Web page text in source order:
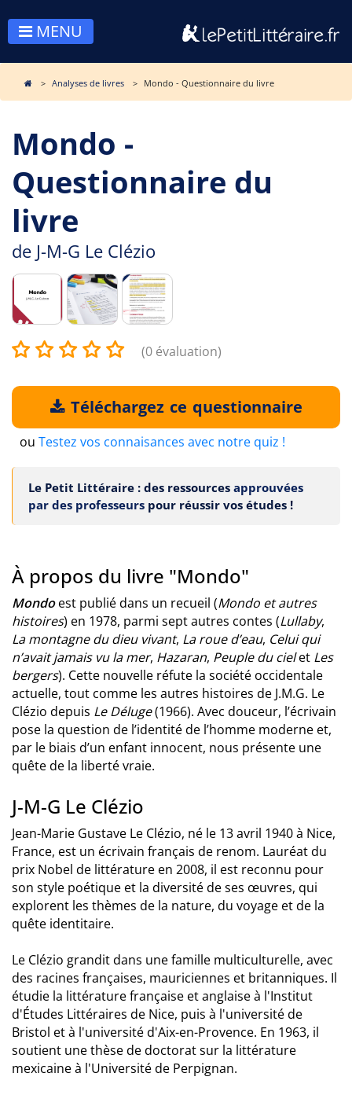
MENU
Analyses de livres Mondo - Questionnaire du livre
Mondo -
Questionnaire du
livre
de J-M-G Le Clézio
(0 évaluation)
Téléchargez ce questionnaire
ou Testez vos connaisances avec notre quiz !
Le Petit Littéraire : des ressources approuvées
par des professeurs pour réussir vos études !
À propos du livre "Mondo"
Mondoest publié dans un recueil (Mondo et autres
histoires) en 1978, parmi sept autres contes (Lullaby,
La montagne du dieu vivant, La roue d’eau, Celui qui
n’avait jamais vu la mer, Hazaran, Peuple du cielet Les
bergers). Cette nouvelle réfute la société occidentale
actuelle, tout comme les autres histoires de J.M.G. Le
Clézio depuis Le Déluge(1966). Avec douceur, l’écrivain
pose la question de l’identité de l’homme moderne et,
par le biais d’un enfant innocent, nous présente une
quête de la liberté vraie.
J-M-G Le Clézio
Jean-Marie Gustave Le Clézio, né le 13 avril 1940 à Nice,
France, est un écrivain français de renom. Lauréat du
prix Nobel de littérature en 2008, il est reconnu pour
son style poétique et la diversité de ses œuvres, qui
explorent les thèmes de la nature, du voyage et de la
quête identitaire.
Le Clézio grandit dans une famille multiculturelle, avec
des racines françaises, mauriciennes et britanniques. Il
étudie la littérature française et anglaise à l'Institut
d'Études Littéraires de Nice, puis à l'université de
Bristol et à l'université d'Aix-en-Provence. En 1963, il
soutient une thèse de doctorat sur la littérature
mexicaine à l'Université de Perpignan.